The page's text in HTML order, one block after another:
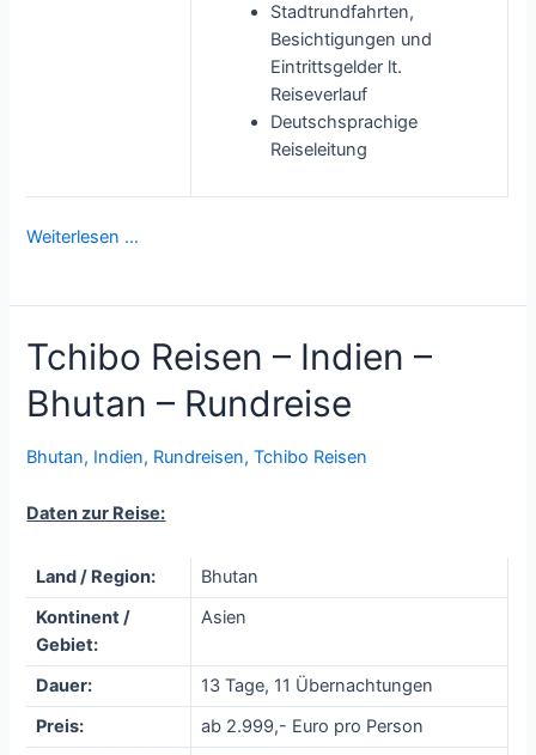
Stadtrundfahrten,
Besichtigungen und
Eintrittsgelder lt.
Reiseverlauf
Deutschsprachige
Reiseleitung
Weiterlesen …
Tchibo Reisen – Indien –
Bhutan – Rundreise
Bhutan, Indien, Rundreisen,Tchibo Reisen
Daten zur Reise:
Land / Region:
Bhutan
Kontinent /
Gebiet:
Asien
Dauer:
13 Tage, 11 Übernachtungen
Preis:
ab 2.999,- Euro pro Person